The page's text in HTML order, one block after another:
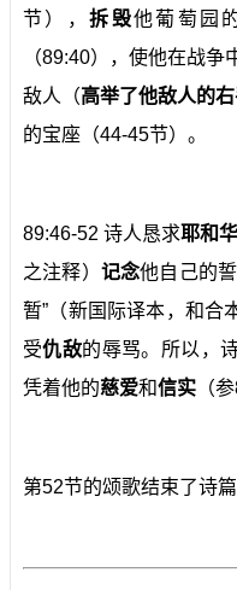
节），拆毁他葡萄园
（89:40），使他在战
敌人（高举了他敌人的
的宝座（44-45节）。
89:46-52 诗人恳求耶和华
之注释） 记念他自己的
暂”（新国际译本，和合
受仇敌的辱骂。所以，
凭着他的慈爱和信实 （
第52节的颂歌结束了诗